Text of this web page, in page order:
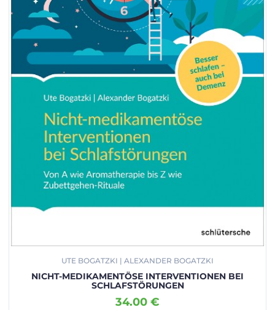
UTE BOGATZKI | ALEXANDER BOGATZKI
NICHT-MEDIKAMENTÖSE INTERVENTIONEN BEI
SCHLAFSTÖRUNGEN
34.00 €